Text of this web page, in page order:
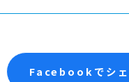
Facebookでシェ